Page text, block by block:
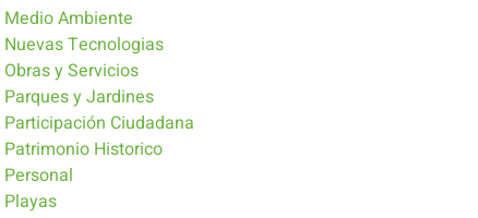
Medio Ambiente
Nuevas Tecnologias
Obras y Servicios
Parques y Jardines
Participación Ciudadana
Patrimonio Historico
Personal
Playas